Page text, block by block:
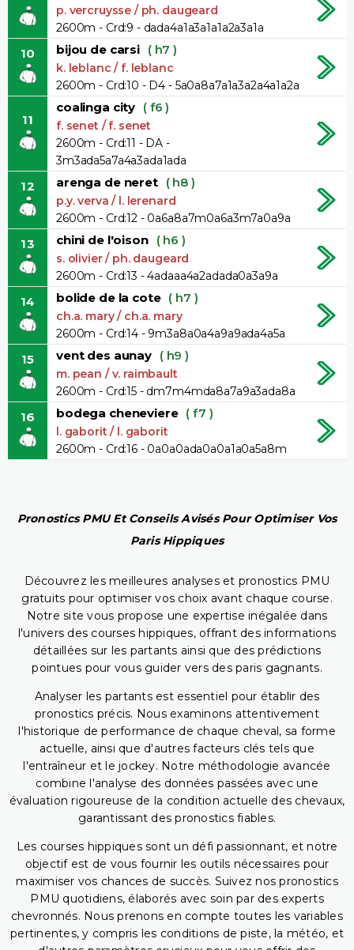
p. vercruysse / ph. daugeard
2600m - Crd:9 - dada4a1a3a1a1a2a3a1a
10 bijou de carsi ( h7 )
k. leblanc / f. leblanc
2600m - Crd:10 - D4 - 5a0a8a7a1a3a2a4a1a2a
11
coalinga city ( f6 )
f. senet / f. senet
2600m - Crd:11 - DA -
3m3ada5a7a4a3ada1ada
12 arenga de neret ( h8 )
p.y. verva / l. lerenard
2600m - Crd:12 - 0a6a8a7m0a6a3m7a0a9a
13 chini de l'oison ( h6 )
s. olivier / ph. daugeard
2600m - Crd:13 - 4adaaa4a2adada0a3a9a
14 bolide de la cote ( h7 )
ch.a. mary / ch.a. mary
2600m - Crd:14 - 9m3a8a0a4a9a9ada4a5a
15 vent des aunay ( h9 )
m. pean / v. raimbault
2600m - Crd:15 - dm7m4mda8a7a9a3ada8a
16 bodega cheneviere ( f7 )
l. gaborit / l. gaborit
2600m - Crd:16 - 0a0a0ada0a0a1a0a5a8m
Pronostics PMU Et Conseils Avisés Pour Optimiser Vos
Paris Hippiques
Découvrez les meilleures analyses et pronostics PMU
gratuits pour optimiser vos choix avant chaque course.
Notre site vous propose une expertise inégalée dans
l'univers des courses hippiques, offrant des informations
détaillées sur les partants ainsi que des prédictions
pointues pour vous guider vers des paris gagnants.
Analyser les partants est essentiel pour établir des
pronostics précis. Nous examinons attentivement
l'historique de performance de chaque cheval, sa forme
actuelle, ainsi que d'autres facteurs clés tels que
l'entraîneur et le jockey. Notre méthodologie avancée
combine l'analyse des données passées avec une
évaluation rigoureuse de la condition actuelle des chevaux,
garantissant des pronostics fiables.
Les courses hippiques sont un défi passionnant, et notre
objectif est de vous fournir les outils nécessaires pour
maximiser vos chances de succès. Suivez nos pronostics
PMU quotidiens, élaborés avec soin par des experts
chevronnés. Nous prenons en compte toutes les variables
pertinentes, y compris les conditions de piste, la météo, et